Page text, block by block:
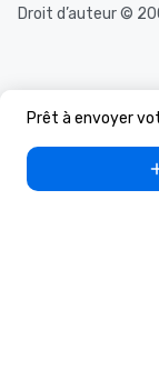
Prêt à envoyer
Droit d’auteur ©